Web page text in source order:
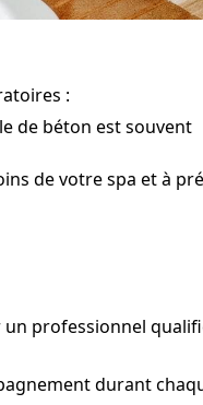
:
de béton est souvent
de votre spa et à
professionnel
durant